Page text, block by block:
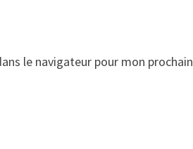
le navigateur pour mon prochain